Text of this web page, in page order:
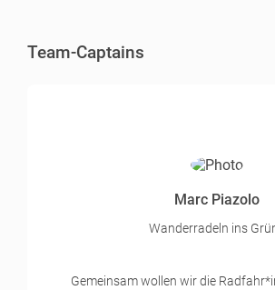
Team-Captains
Marc Piazolo
Wanderradeln ins
Gemeinsam wollen wir die